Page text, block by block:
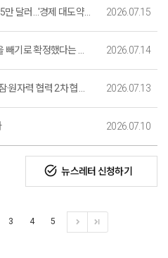
잠재성장률 3%·수출 4강·국민소득 5만 달러…'경제 대도약 원년' 2026.07.15
RE100산단 에너지원에서 원자력을 빼기로 확정했다는 보도는 사실과 다릅니다. 2026.07.14
한미, SMR 협력은 강화했는데…핵잠·원자력 협력 2차 협의 일정 아직 2026.07.13
2026.07.10
task_alt 뉴스레터 신청하기
3 4 5